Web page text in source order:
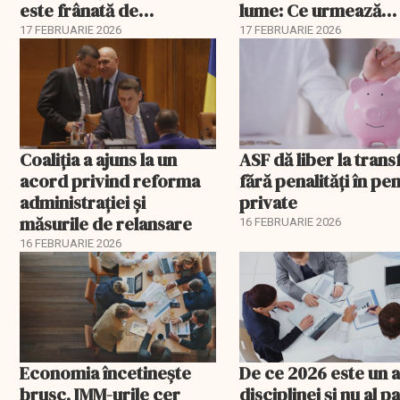
este frânată de
corupție, companii de
stat și influența
propagandei ruse
17 FEBRUARIE 2026
lume: Ce urmează
pentru România
17 FEBRUARIE 2026
Coaliția a ajuns la un
acord privind reforma
administrației și
măsurile de relansare
16 FEBRUARIE 2026
ASF dă liber la
fără penalități în
private
16 FEBRUARIE 2026
Economia încetinește
brusc, IMM-urile cer
De ce 2026 este un
disciplinei și nu al